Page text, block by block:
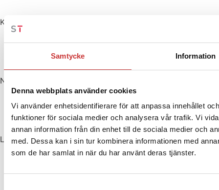
Samtycke Information
Denna webbplats använder cookies
Vi använder enhetsidentifierare för att anpassa innehållet
funktioner för sociala medier och analysera vår trafik. Vi
annan information från din enhet till de sociala medier och
med. Dessa kan i sin tur kombinera informationen med
som de har samlat in när du har använt deras tjänster.
KONTAKTUPPGIFTER
info@stanstek.se
Aleforsvägen 10
411 39 Alingsås
NAVIGATION
Produkter
Om oss
Kontakt
Webbutik
LEVERANTÖRER
A.B.Esse
Fanuci